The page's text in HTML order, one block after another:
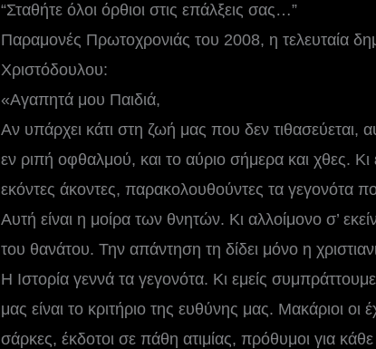
“Σταθήτε όλοι όρθιοι στις επάλξεις σας…”
Παραμονές Πρωτοχρονιάς του 2008, η τελευταία
Χριστόδουλου:
«Αγαπητά μου Παιδιά,
Αν υπάρχει κάτι στη ζωή μας που δεν τιθασεύεται,
εν ριπή οφθαλμού, και το αύριο σήμερα και χθες.
εκόντες άκοντες, παρακολουθούντες τα γεγονότα
Αυτή είναι η μοίρα των θνητών. Κι αλλοίμονο σ’
του θανάτου. Την απάντηση τη δίδει μόνο η
Η Ιστορία γεννά τα γεγονότα. Κι εμείς
μας είναι το κριτήριο της ευθύνης μας. Μακάριοι
σάρκες, έκδοτοι σε πάθη ατιμίας, πρόθυμοι για